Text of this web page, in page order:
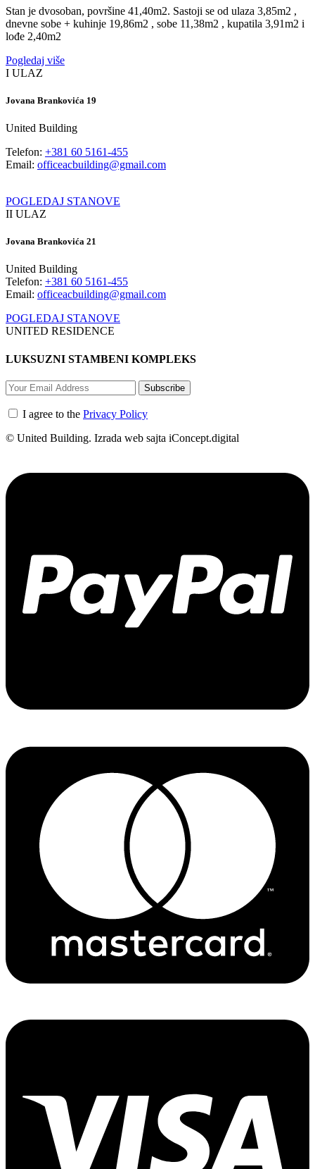
Stan je dvosoban, površine 41,40m2. Sastoji se od ulaza 3,85m2 ,
dnevne sobe + kuhinje 19,86m2 , sobe 11,38m2 , kupatila 3,91m2 i
lođe 2,40m2
Pogledaj više
I ULAZ
Jovana Brankovića 19
United Building
Telefon: +381 60 5161-455
Email: officeacbuilding@gmail.com
POGLEDAJ STANOVE
II ULAZ
Jovana Brankovića 21
United Building
Telefon: +381 60 5161-455
Email: officeacbuilding@gmail.com
POGLEDAJ STANOVE
UNITED RESIDENCE
LUKSUZNI STAMBENI KOMPLEKS
Subscribe
I agree to the Privacy Policy
© United Building. Izrada web sajta iConcept.digital